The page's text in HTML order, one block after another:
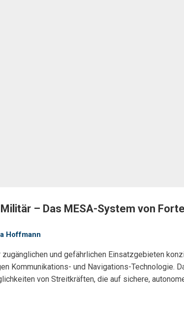
– Das MESA-System von
Hoffmann
und gefährlichen Einsatzgebieten
Kommunikations- und Navigations-Technologie.
von Streitkräften, die auf sichere,